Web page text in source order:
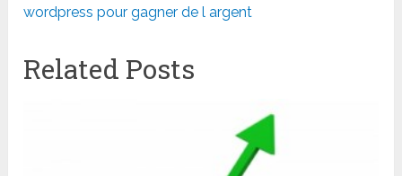
wordpress pour gagner de l argent
Related Posts